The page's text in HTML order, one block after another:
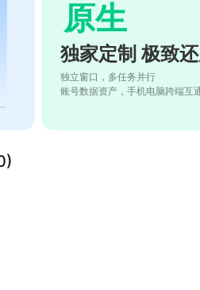
原生
独家定制 极致
独立窗口，多任务并行
账号数据资产，手机电脑跨端互